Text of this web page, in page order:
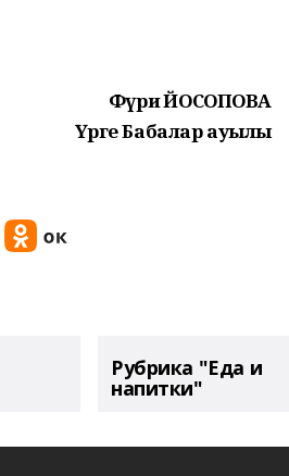
Фәүриә ЙОСОПОВА
Үрге Бабалар ауылы
Рубрика "Еда и
напитки"